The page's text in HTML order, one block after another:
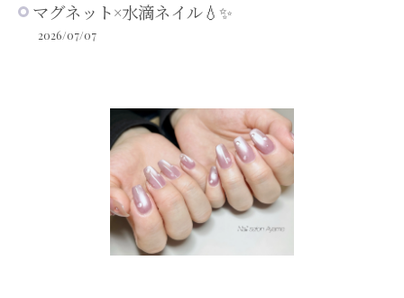
マグネット×水滴ネイル💧✨
2026/07/07